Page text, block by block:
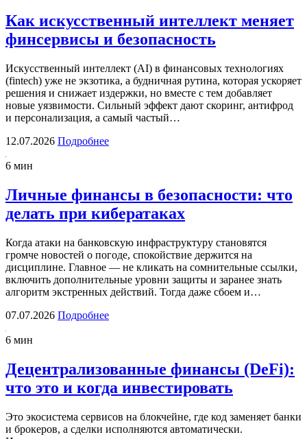
Как искусственный интеллект меняет
финсервисы и безопасность
Искусственный интеллект (AI) в финансовых технологиях
(fintech) уже не экзотика, а будничная рутина, которая ускоряет
решения и снижает издержки, но вместе с тем добавляет
новые уязвимости. Сильный эффект дают скоринг, антифрод
и персонализация, а самый частый…
12.07.2026 Подробнее
6 мин
Личные финансы в безопасности: что
делать при кибератаках
Когда атаки на банковскую инфраструктуру становятся
громче новостей о погоде, спокойствие держится на
дисциплине. Главное — не кликать на сомнительные ссылки,
включить дополнительные уровни защиты и заранее знать
алгоритм экстренных действий. Тогда даже сбоем и…
07.07.2026 Подробнее
6 мин
Децентрализованные финансы (DeFi):
что это и когда инвестировать
Это экосистема сервисов на блокчейне, где код заменяет банки
и брокеров, а сделки исполняются автоматически.